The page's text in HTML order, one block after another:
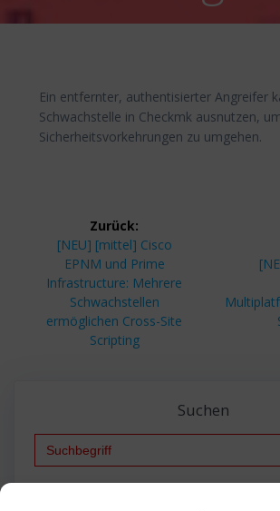
Ein entfernter, authentisierter Angreifer
Schwachstelle in Checkmk ausnutzen,
Sicherheitsvorkehrungen zu umgehen.
Beitragsnavigation
Zurück:
Vorheriger
Beitrag:
[NEU] [mittel] Cisco
EPNM und Prime
Infrastructure: Mehrere
Schwachstellen
ermöglichen Cross-Site
Scripting
Suchen
Search